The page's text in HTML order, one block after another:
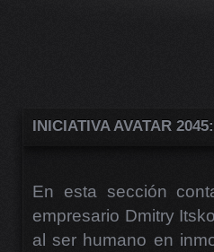
INICIATIVA AVATAR
En esta sección
empresario Dmitry
al ser humano en